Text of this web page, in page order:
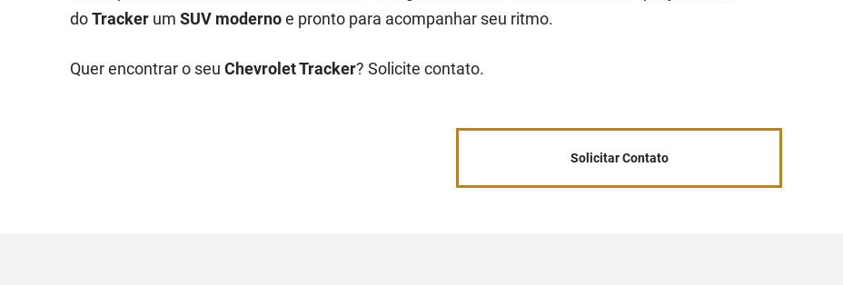
doTracker um SUV modernoe pronto para acompanhar seu ritmo.
Quer encontrar o seu Chevrolet Tracker? Solicite contato.
Solicitar Contato